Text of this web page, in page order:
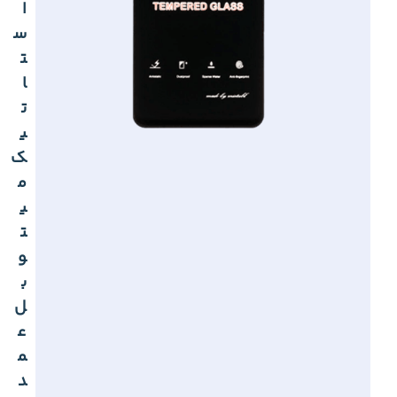
ا
س
ت
ا
ت
ی
ک
م
ی
ت
و
ب
ل
ع
م
د